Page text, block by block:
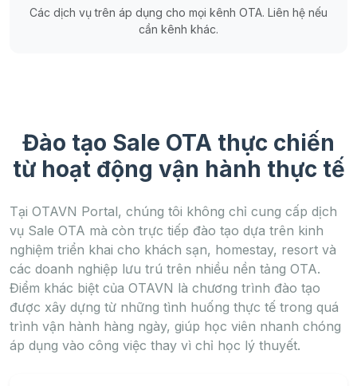
Các dịch vụ trên áp dụng cho mọi kênh OTA. Liên hệ nếu
cần kênh khác.
Đào tạo Sale OTA thực chiến
từ hoạt động vận hành thực tế
Tại OTAVN Portal, chúng tôi không chỉ cung cấp dịch
vụ Sale OTA mà còn trực tiếp đào tạo dựa trên kinh
nghiệm triển khai cho khách sạn, homestay, resort và
các doanh nghiệp lưu trú trên nhiều nền tảng OTA.
Điểm khác biệt của OTAVN là chương trình đào tạo
được xây dựng từ những tình huống thực tế trong quá
trình vận hành hàng ngày, giúp học viên nhanh chóng
áp dụng vào công việc thay vì chỉ học lý thuyết.